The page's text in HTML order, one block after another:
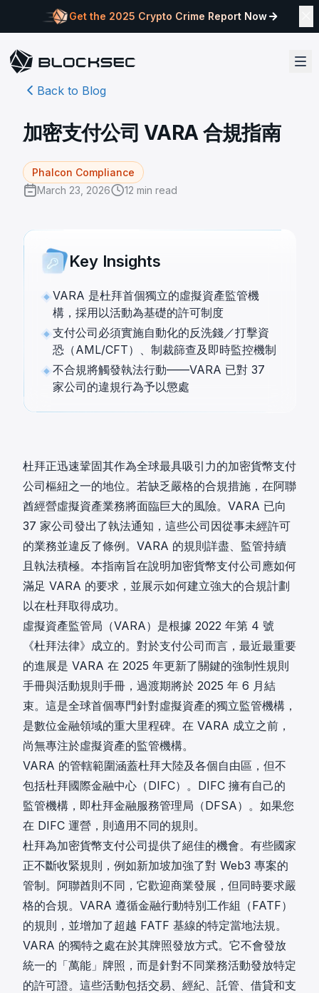
Get the 2025 Crypto Crime Report Now
Back to Blog
加密支付公司 VARA 合規指南
Phalcon Compliance
March 23, 2026
12 min read
Key Insights
VARA 是杜拜首個獨立的虛擬資產監管機
構，採用以活動為基礎的許可制度
支付公司必須實施自動化的反洗錢／打擊資
恐（AML/CFT）、制裁篩查及即時監控機制
不合規將觸發執法行動——VARA 已對 37
家公司的違規行為予以懲處
杜拜正迅速鞏固其作為全球最具吸引力的加密貨幣支付
公司樞紐之一的地位。若缺乏嚴格的合規措施，在阿聯
酋經營虛擬資產業務將面臨巨大的風險。 VARA 已向
37 家公司發出了執法通知，這些公司因從事未經許可
的業務並違反了條例。VARA 的規則詳盡、監管持續
且執法積極。本指南旨在說明加密貨幣支付公司應如何
滿足 VARA 的要求，並展示如何建立強大的合規計劃
以在杜拜取得成功。
虛擬資產監管局（VARA）是根據 2022 年第 4 號
《杜拜法律》成立的。對於支付公司而言，最近最重要
的進展是 VARA 在 2025 年更新了關鍵的強制性規則
手冊與活動規則手冊，過渡期將於 2025 年 6 月結
束。這是全球首個專門針對虛擬資產的獨立監管機構，
是數位金融領域的重大里程碑。在 VARA 成立之前，
尚無專注於虛擬資產的監管機構。
VARA 的管轄範圍涵蓋杜拜大陸及各個自由區，但不
包括杜拜國際金融中心（DIFC）。DIFC 擁有自己的
監管機構，即杜拜金融服務管理局（DFSA）。如果您
在 DIFC 運營，則適用不同的規則。
杜拜為加密貨幣支付公司提供了絕佳的機會。有些國家
正不斷收緊規則，例如新加坡加強了對 Web3 專案的
管制。阿聯酋則不同，它歡迎商業發展，但同時要求嚴
格的合規。VARA 遵循金融行動特別工作組（FATF）
的規則，並增加了超越 FATF 基線的特定當地法規。
VARA 的獨特之處在於其牌照發放方式。它不會發放
統一的「萬能」牌照，而是針對不同業務活動發放特定
的許可證。這些活動包括交易、經紀、託管、借貸和支